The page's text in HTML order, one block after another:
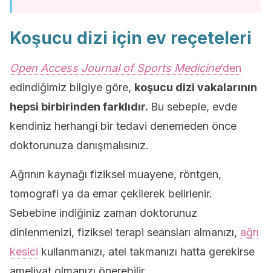
Koşucu dizi için ev reçeteleri
Open Access Journal of Sports Medicine‘den
edindiğimiz bilgiye göre, koşucu dizi vakalarının
hepsi birbirinden farklıdır. Bu sebeple, evde
kendiniz herhangi bir tedavi denemeden önce
doktorunuza danışmalısınız.
Ağrının kaynağı fiziksel muayene, röntgen,
tomografi ya da emar çekilerek belirlenir.
Sebebine indiğiniz zaman doktorunuz
dinlenmenizi, fiziksel terapi seansları almanızı, ağrı
kesici kullanmanızı, atel takmanızı hatta gerekirse